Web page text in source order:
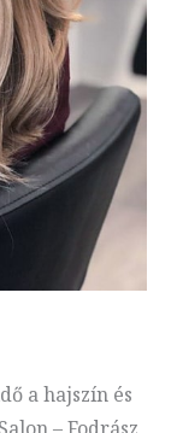
a hajszín és
– Fodrász